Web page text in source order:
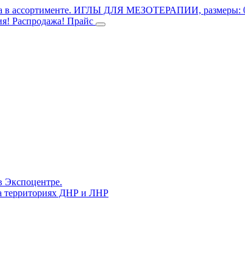
в ассортименте. ИГЛЫ ДЛЯ МЕЗОТЕРАПИИ, размеры:
Распродажа! Прайс
Экспоцентре.
территориях ДНР и ЛНР